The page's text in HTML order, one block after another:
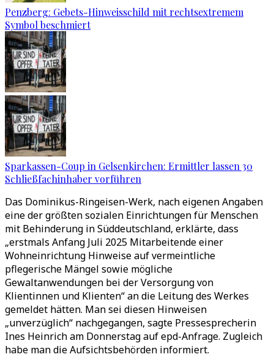
Penzberg: Gebets-Hinweisschild mit rechtsextremem
Symbol beschmiert
Sparkassen-Coup in Gelsenkirchen: Ermittler lassen 30
Schließfachinhaber vorführen
Das Dominikus-Ringeisen-Werk, nach eigenen Angaben
eine der größten sozialen Einrichtungen für Menschen
mit Behinderung in Süddeutschland, erklärte, dass
„erstmals Anfang Juli 2025 Mitarbeitende einer
Wohneinrichtung Hinweise auf vermeintliche
pflegerische Mängel sowie mögliche
Gewaltanwendungen bei der Versorgung von
Klientinnen und Klienten“ an die Leitung des Werkes
gemeldet hätten. Man sei diesen Hinweisen
„unverzüglich“ nachgegangen, sagte Pressesprecherin
Ines Heinrich am Donnerstag auf epd-Anfrage. Zugleich
habe man die Aufsichtsbehörden informiert.